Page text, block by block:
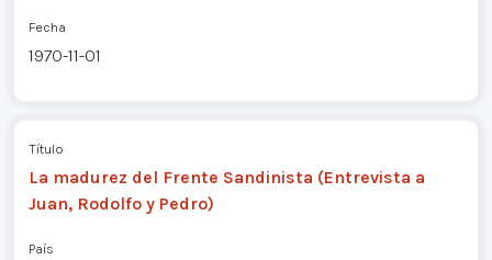
Fecha
1970-11-01
Título
La madurez del Frente Sandinista (Entrevista a
Juan, Rodolfo y Pedro)
País